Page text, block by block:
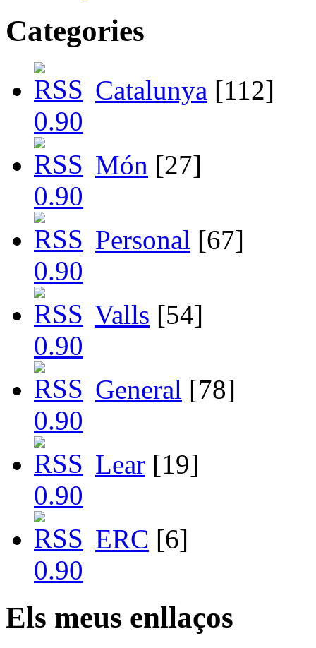
Categories
Catalunya [112]
Món [27]
Personal [67]
Valls [54]
General [78]
Lear [19]
ERC [6]
Els meus enllaços